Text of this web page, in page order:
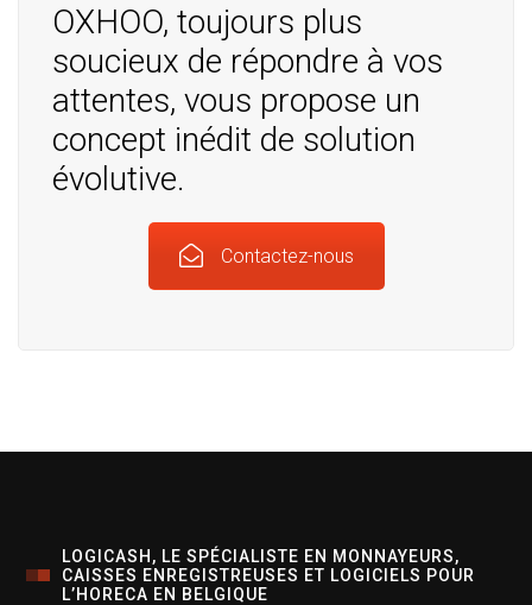
OXHOO, toujours plus
soucieux de répondre à vos
attentes, vous propose un
concept inédit de solution
évolutive.
Contactez-nous
LOGICASH, LE SPÉCIALISTE EN MONNAYEURS,
CAISSES ENREGISTREUSES ET LOGICIELS POUR
L’HORECA EN BELGIQUE